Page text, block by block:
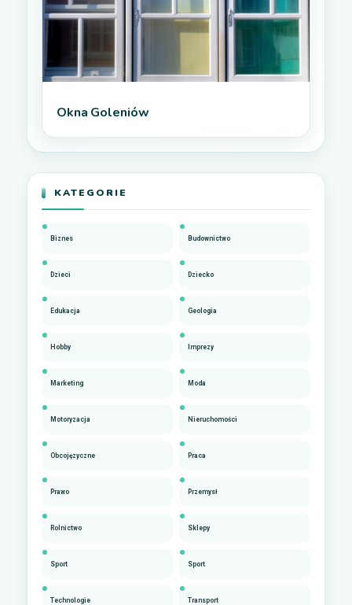
Okna Goleniów
KATEGORIE
Biznes Budownictwo
Dzieci Dziecko
Edukacja Geologia
Hobby Imprezy
Marketing Moda
Motoryzacja Nieruchomości
Obcojęzyczne Praca
Prawo Przemysł
Rolnictwo Sklepy
Sport Sport
Technologie Transport